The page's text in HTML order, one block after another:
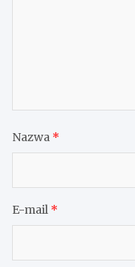
Nazwa *
E-mail *